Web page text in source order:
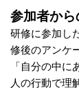
参加者から
研修に参加し
修後のアンケ
「自分の中
人の行動で理